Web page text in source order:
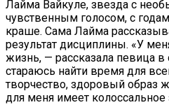
Лайма Вайкуле, звезда с
чувственным голосом, с
краше. Сама Лайма
результат дисциплины. «У
жизнь, — рассказала певица
стараюсь найти время для
творчество, здоровый образ
для меня имеет колоссальное